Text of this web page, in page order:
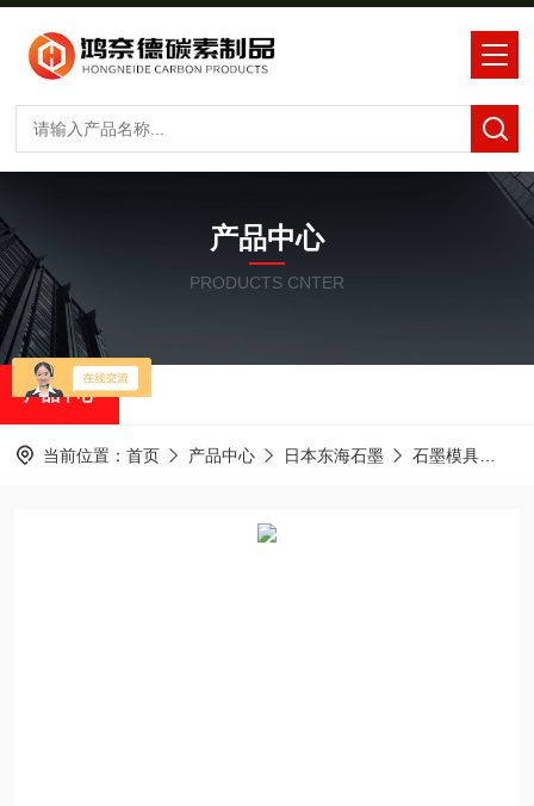
产品中心
PRODUCTS CNTER
产品中心
当前位置： 首页 产品中心 日本东海石墨 石墨模具